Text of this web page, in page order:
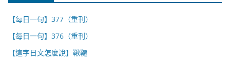
【每日一句】377（重刊）
【每日一句】376（重刊）
【這字日文怎麼說】鞦韆